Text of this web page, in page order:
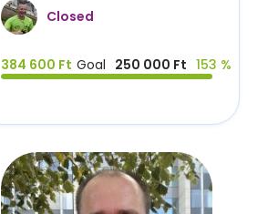
Closed
384 600 Ft Goal 250 000 Ft 153 %